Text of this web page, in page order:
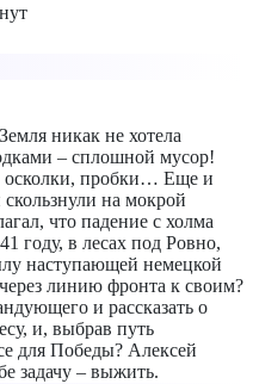
никак не хотела
– сплошной мусор!
осколки, пробки… Еще и
на мокрой
что падение с холма
году, в лесах под Ровно,
наступающей немецкой
линию фронта к своим?
и рассказать о
и, выбрав путь
для Победы? Алексей
задачу – выжить.